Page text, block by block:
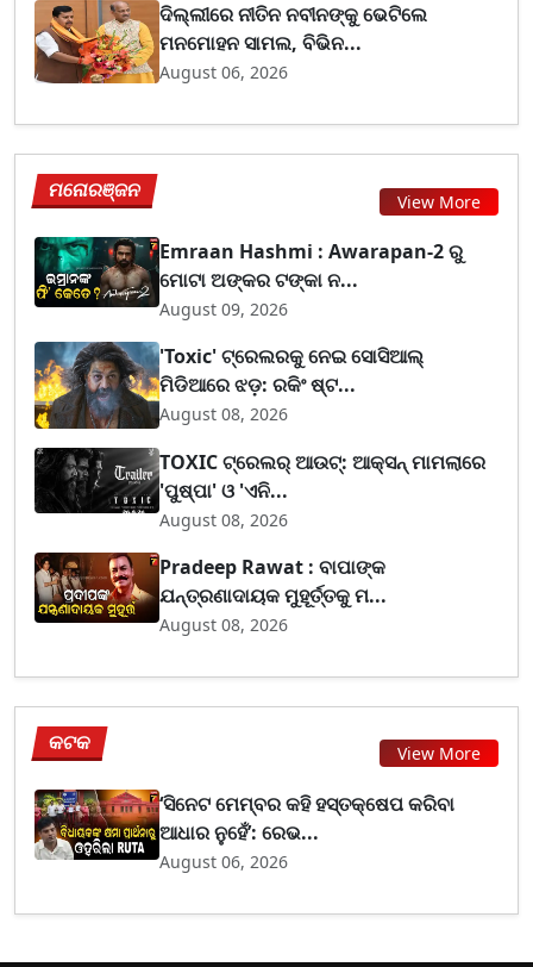
ଦିଲ୍ଲୀରେ ନୀତିନ ନବୀନଙ୍କୁ ଭେଟିଲେ
ମନମୋହନ ସାମଲ, ବିଭିନ...
August 06, 2026
ମନୋରଞ୍ଜନ View More
Emraan Hashmi : Awarapan-2 ରୁ
ମୋଟା ଅଙ୍କର ଟଙ୍କା ନ...
August 09, 2026
'Toxic' ଟ୍ରେଲରକୁ ନେଇ ସୋସିଆଲ୍
ମିଡିଆରେ ଝଡ଼: ରକିଂ ଷ୍ଟ...
August 08, 2026
TOXIC ଟ୍ରେଲର୍ ଆଉଟ୍: ଆକ୍ସନ୍ ମାମଲାରେ
'ପୁଷ୍ପା' ଓ 'ଏନି...
August 08, 2026
Pradeep Rawat : ବାପାଙ୍କ
ଯନ୍ତ୍ରଣାଦାୟକ ମୁହୂର୍ତ୍ତକୁ ମ...
August 08, 2026
କଟକ View More
‘ସିନେଟ ମେମ୍ବର କହି ହସ୍ତକ୍ଷେପ କରିବା
ଆଧାର ନୁହେଁ’: ରେଭ...
August 06, 2026